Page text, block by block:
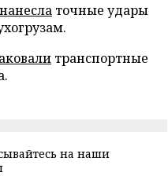
нанесла точные удары
транспортные
на наши